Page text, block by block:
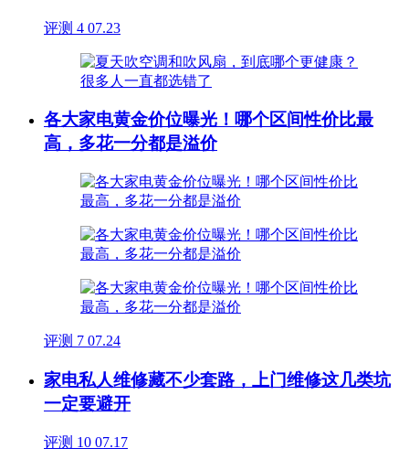
评测 4 07.23
各大家电黄金价位曝光！哪个区间性价比最
高，多花一分都是溢价
评测 7 07.24
家电私人维修藏不少套路，上门维修这几类坑
一定要避开
评测 10 07.17